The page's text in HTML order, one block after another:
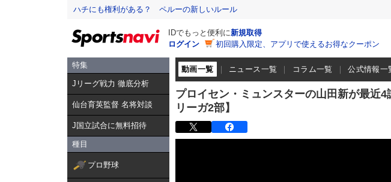
ハチにも権利がある？ ペルーの新しいルール
IDでもっと便利に新規取得
ログイン
初回購入限定、アプリで使えるお得なクーポン
特集
Jリーグ戦力 徹底分析
仙台育英監督 名将対談
J国立試合に無料招待
種目
プロ野球
動画一覧 ニュース一覧 コラム一覧 公式情報一
プロイセン・ミュンスターの山田新が最近
リーガ2部】